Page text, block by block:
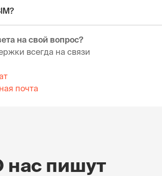
на свой вопрос?
всегда на связи
почта
нас пишут